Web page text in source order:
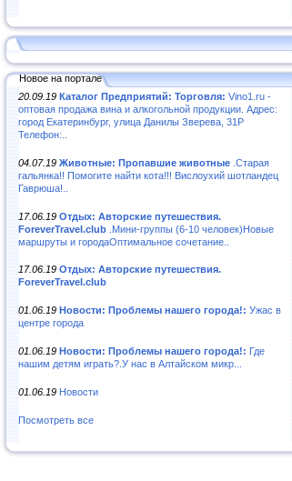
Новое на портале
20.09.19 Каталог Предприятий: Торговля: Vino1.ru -
оптовая продажа вина и алкогольной продукции. Адрес:
город Екатеринбург, улица Данилы Зверева, 31Р
Телефон:..
04.07.19 Животные: Пропавшие животные .Старая
гальянка!! Помогите найти кота!!! Вислоухий шотландец
Гаврюша!..
17.06.19 Отдых: Авторские путешествия.
ForeverTravel.club .Мини-группы (6-10 человек)Новые
маршруты и городаОптимальное сочетание..
17.06.19 Отдых: Авторские путешествия.
ForeverTravel.club
01.06.19 Новости: Проблемы нашего города!: Ужас в
центре города
01.06.19 Новости: Проблемы нашего города!: Где
нашим детям играть?.У нас в Алтайском микр...
01.06.19 Новости
Посмотреть все